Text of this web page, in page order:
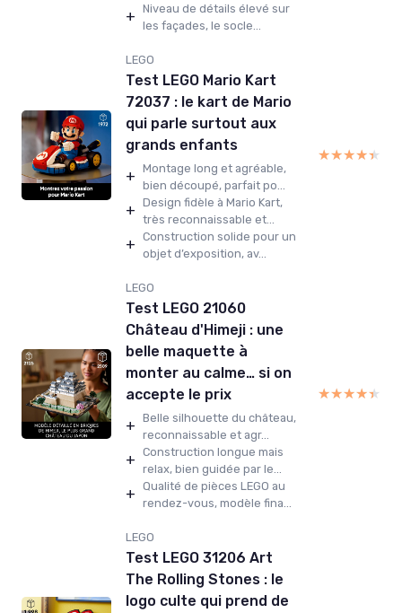
+ Niveau de détails élevé sur
les façades, le socle...
LEGO
Test LEGO Mario Kart
72037 : le kart de Mario
qui parle surtout aux
grands enfants
+ Montage long et agréable,
bien découpé, parfait po...
+ Design fidèle à Mario Kart,
très reconnaissable et...
+ Construction solide pour un
objet d’exposition, av...
★★★★★
★★★★★
LEGO
Test LEGO 21060
Château d'Himeji : une
belle maquette à
monter au calme… si on
accepte le prix
+ Belle silhouette du château,
reconnaissable et agr...
+ Construction longue mais
relax, bien guidée par le...
+ Qualité de pièces LEGO au
rendez-vous, modèle fina...
★★★★★
★★★★★
LEGO
Test LEGO 31206 Art
The Rolling Stones : le
logo culte qui prend de